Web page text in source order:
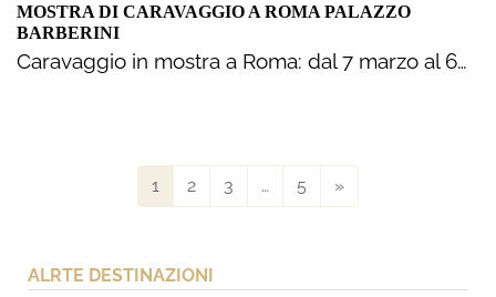
MOSTRA DI CARAVAGGIO A ROMA PALAZZO
BARBERINI
Caravaggio in mostra a Roma: dal 7 marzo al 6…
1 2 3 … 5 »
ALRTE DESTINAZIONI